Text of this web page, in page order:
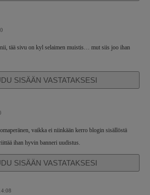
tää sivu on kyl selaimen muistis… mut siis joo ihan
SISÄÄN VASTATAKSESI
vaikka ei niinkään kerro blogin sisällöstä
ihan hyvin banneri uudistus.
SISÄÄN VASTATAKSESI